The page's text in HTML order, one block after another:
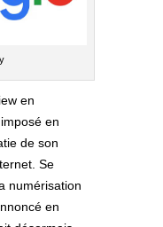
en
en
de son
Se
numérisation
en